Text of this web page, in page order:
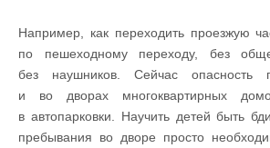
Например, как переходить проезжую
по пешеходному переходу, без
без наушников. Сейчас опасность
и во дворах многоквартирных
в автопарковки. Научить детей быть
пребывания во дворе просто